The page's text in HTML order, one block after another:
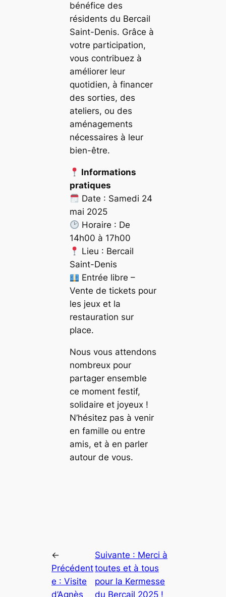
bénéfice des
résidents du Bercail
Saint-Denis. Grâce à
votre participation,
vous contribuez à
améliorer leur
quotidien, à financer
des sorties, des
ateliers, ou des
aménagements
nécessaires à leur
bien-être.
Informations
pratiques
Date : Samedi 24
mai 2025
Horaire : De
14h00 à 17h00
Lieu : Bercail
Saint-Denis
Entrée libre –
Vente de tickets pour
les jeux et la
restauration sur
place.
Nous vous attendons
nombreux pour
partager ensemble
ce moment festif,
solidaire et joyeux !
N’hésitez pas à venir
en famille ou entre
amis, et à en parler
autour de vous.
←
Précédent
e :Visite
d’Agnès
Suivante : Merci à
toutes et à tous
pour la Kermesse
du Bercail 2025 !